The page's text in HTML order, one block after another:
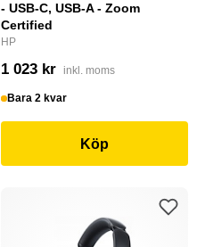
- USB-C, USB-A - Zoom
Certified
HP
1 023 kr inkl. moms
Bara 2 kvar
Köp